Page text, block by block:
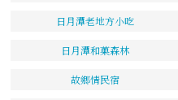
日月潭老地方小吃
日月潭和菓森林
故鄉情民宿